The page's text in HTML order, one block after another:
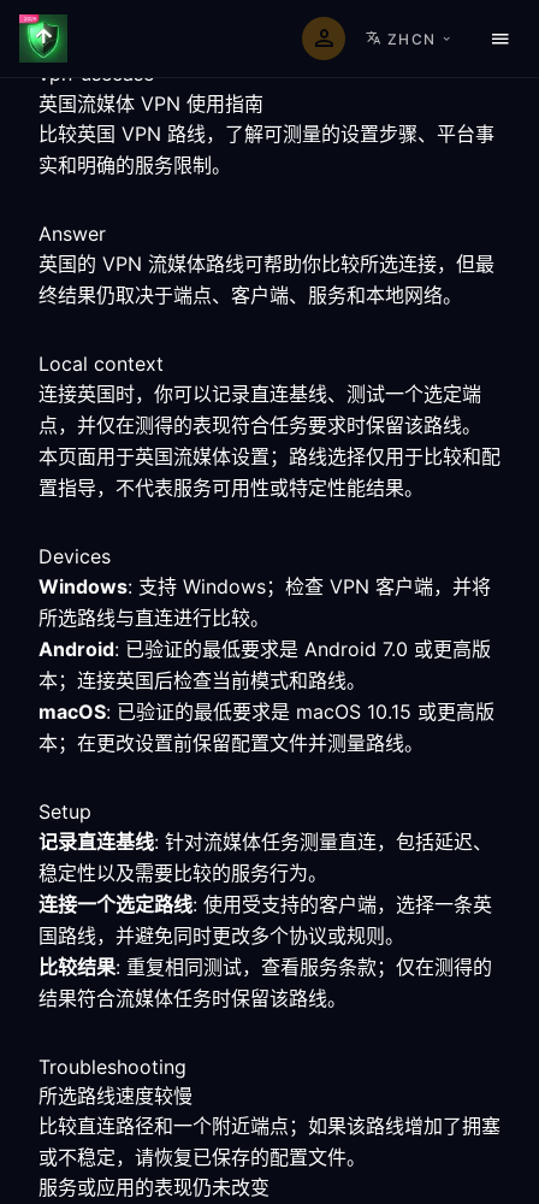
ZHCN
vpn-usecase
英国流媒体 VPN 使用指南
比较英国 VPN 路线，了解可测量的设置步骤、平台事
实和明确的服务限制。
Answer
英国的 VPN 流媒体路线可帮助你比较所选连接，但最
终结果仍取决于端点、客户端、服务和本地网络。
Local context
连接英国时，你可以记录直连基线、测试一个选定端
点，并仅在测得的表现符合任务要求时保留该路线。
本页面用于英国流媒体设置；路线选择仅用于比较和配
置指导，不代表服务可用性或特定性能结果。
Devices
Windows: 支持 Windows；检查 VPN 客户端，并将
所选路线与直连进行比较。
Android: 已验证的最低要求是 Android 7.0 或更高版
本；连接英国后检查当前模式和路线。
macOS: 已验证的最低要求是 macOS 10.15 或更高版
本；在更改设置前保留配置文件并测量路线。
Setup
记录直连基线: 针对流媒体任务测量直连，包括延迟、
稳定性以及需要比较的服务行为。
连接一个选定路线: 使用受支持的客户端，选择一条英
国路线，并避免同时更改多个协议或规则。
比较结果: 重复相同测试，查看服务条款；仅在测得的
结果符合流媒体任务时保留该路线。
Troubleshooting
所选路线速度较慢
比较直连路径和一个附近端点；如果该路线增加了拥塞
或不稳定，请恢复已保存的配置文件。
服务或应用的表现仍未改变